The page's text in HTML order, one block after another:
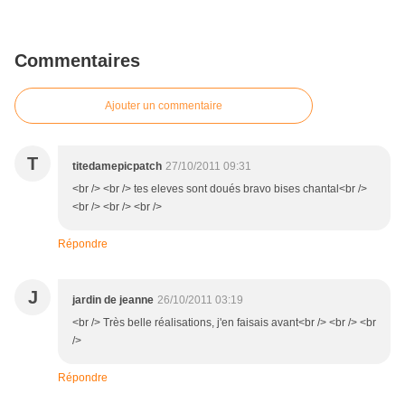
Commentaires
Ajouter un commentaire
T titedamepicpatch 27/10/2011 09:31
<br /> <br /> tes eleves sont doués bravo bises chantal<br />
<br /> <br /> <br />
Répondre
J jardin de jeanne 26/10/2011 03:19
<br /> Très belle réalisations, j'en faisais avant<br /> <br /> <br
/>
Répondre